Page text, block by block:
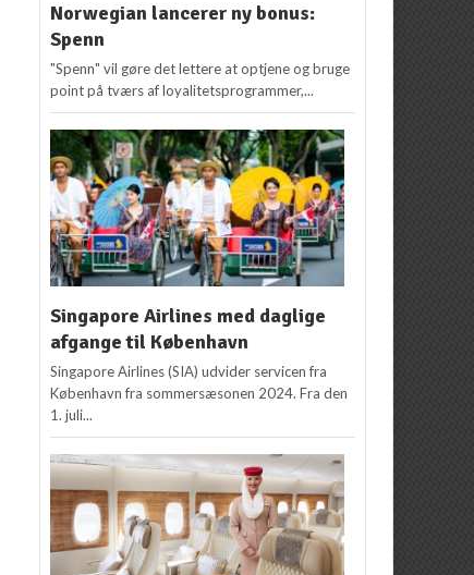
Norwegian lancerer ny bonus:
Spenn
"Spenn" vil gøre det lettere at optjene og bruge
point på tværs af loyalitetsprogrammer,...
Singapore Airlines med daglige
afgange til København
Singapore Airlines (SIA) udvider servicen fra
København fra sommersæsonen 2024. Fra den
1. juli...